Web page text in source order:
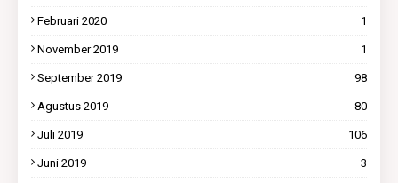
Februari 2020 1
November 2019 1
September 2019 98
Agustus 2019 80
Juli 2019 106
Juni 2019 3